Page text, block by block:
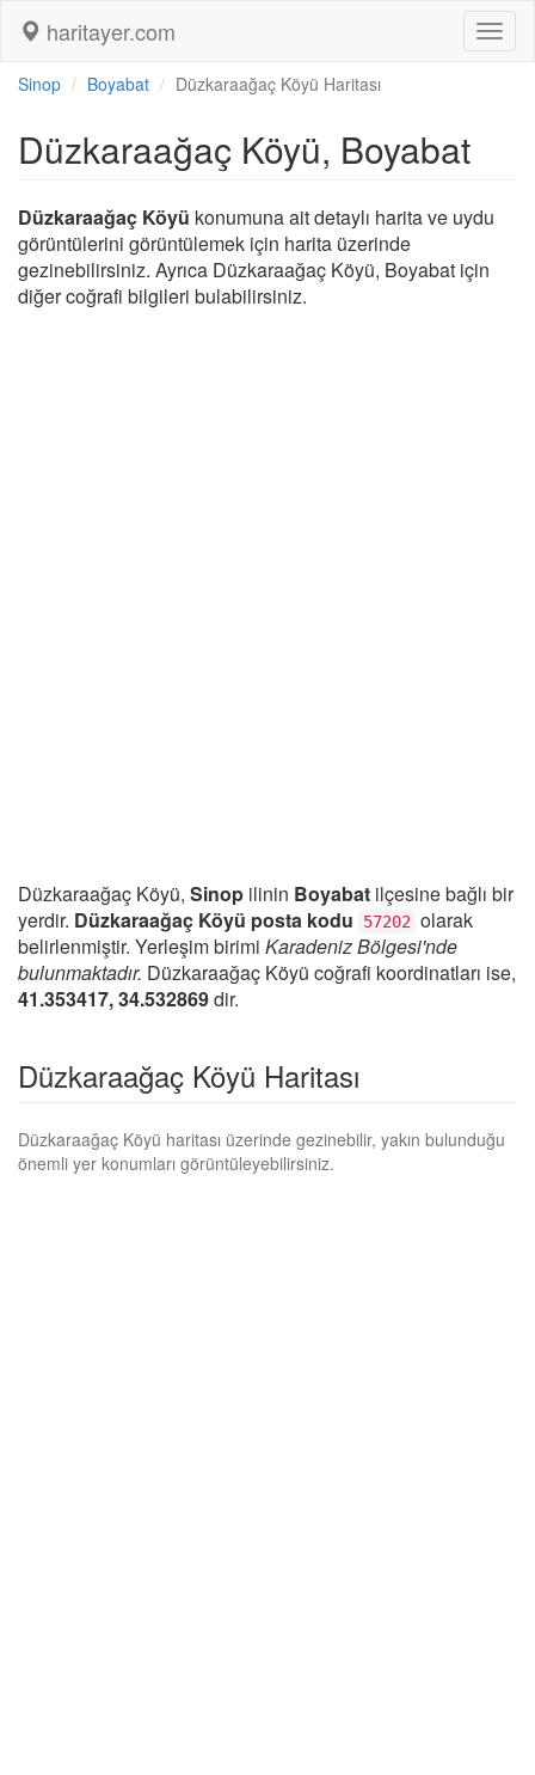
haritayer.com
Sinop Boyabat Düzkaraağaç Köyü Haritası
Düzkaraağaç Köyü, Boyabat
Düzkaraağaç Köyü konumuna ait detaylı harita ve uydu
görüntülerini görüntülemek için harita üzerinde
gezinebilirsiniz. Ayrıca Düzkaraağaç Köyü, Boyabat için
diğer coğrafi bilgileri bulabilirsiniz.
Düzkaraağaç Köyü, Sinop ilinin Boyabat ilçesine bağlı bir
yerdir. Düzkaraağaç Köyü posta kodu 57202 olarak
belirlenmiştir. Yerleşim birimi Karadeniz Bölgesi'nde
bulunmaktadır. Düzkaraağaç Köyü coğrafi koordinatları ise,
41.353417, 34.532869dir.
Düzkaraağaç Köyü Haritası
Düzkaraağaç Köyü haritası üzerinde gezinebilir, yakın bulunduğu
önemli yer konumları görüntüleyebilirsiniz.